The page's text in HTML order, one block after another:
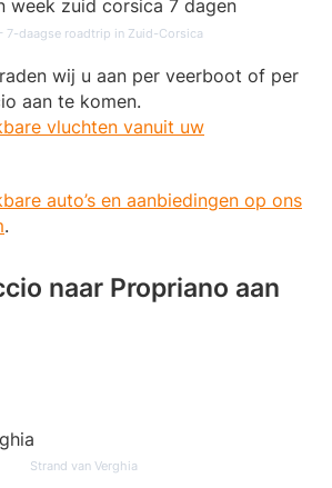
7-daagse roadtrip in Zuid-Corsica
wij u aan per veerboot of per
aan te komen.
vluchten vanuit uw
auto’s en aanbiedingen op ons
.
naar Propriano aan
Strand van Verghia